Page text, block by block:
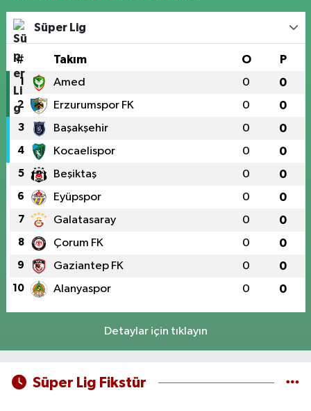
Süper Lig
# Takım O P
1 Amed 0 0
2 Erzurumspor FK 0 0
3 Başakşehir 0 0
4 Kocaelispor 0 0
5 Beşiktaş 0 0
6 Eyüpspor 0 0
7 Galatasaray 0 0
8 Çorum FK 0 0
9 Gaziantep FK 0 0
10 Alanyaspor 0 0
Detaylar için tıklayın
Süper Lig Fikstür